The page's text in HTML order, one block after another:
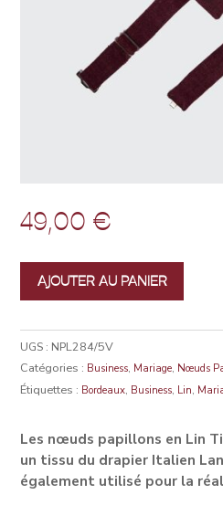
49,00€
AJOUTER AU PANIER
UGS : NPL284/5V
Catégories : Business, Mariage, Nœuds
Étiquettes : Bordeaux, Business, Lin,
Les nœuds papillons en Lin
un tissu du drapier Italien
également utilisé pour la